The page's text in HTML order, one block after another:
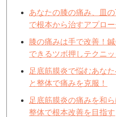
あなたの膝の痛み、皿
で根本から治すアプロー
膝の痛みは手で改善！
できるツボ押しテクニッ
足底筋膜炎で悩むあな
と整体で痛みを克服！
足底筋膜炎の痛みを和
整体で根本改善を目指す